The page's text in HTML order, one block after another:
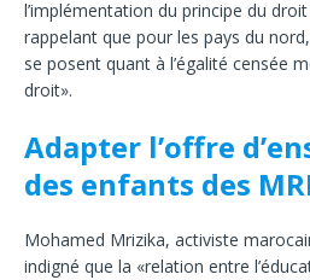
l’implémentation du principe du droit
rappelant que pour les pays du
se posent quant à l’égalité censée
droit».
Adapter l ’ o f f r e d ’ e
des enfants des
Mohamed Mrizika, activiste
indigné que la «relation entre